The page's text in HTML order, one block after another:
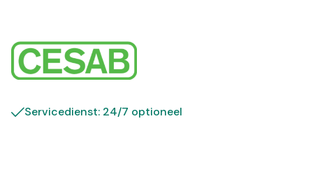
Servicedienst: 24/7 optioneel